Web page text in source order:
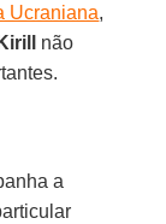
Ucraniana,
Kirill
não
a